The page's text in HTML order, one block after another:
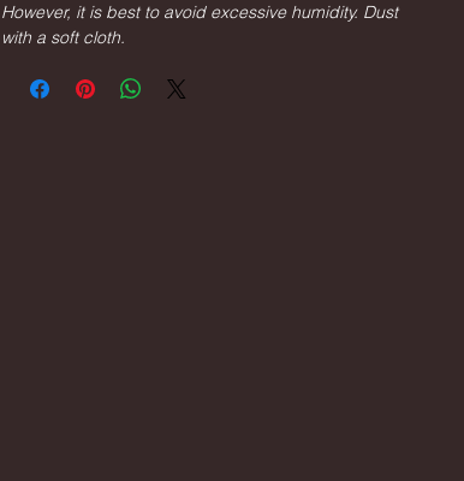
However, it is best to avoid excessive humidity. Dust
with a soft cloth.